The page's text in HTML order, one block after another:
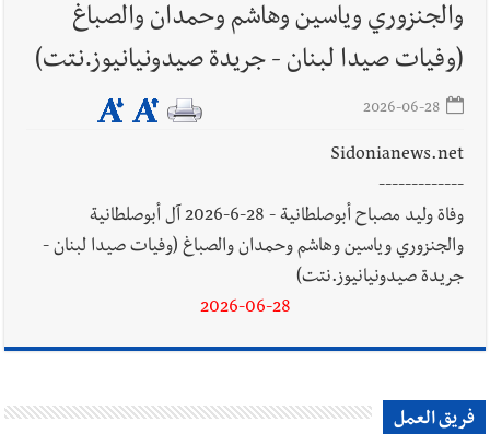
السبت 8-8-2026: لاءات إسرائيل الثلاث تضرب المسار التفاوضي
واتفاق مكة على طاولة الإقليم؟ | استهداف الجيش اللبناني يرفع
منسوب التصعيد الإسرائيلي؟ | الخيام وبنت جبيل خارج التجربة؟
أخبار لبنان
8-2026
أخبار لبنان
مقدمات نشرات الأخبار المسائية في لبنان ليوم الجمعة
7-8-2026
والجنزوري وياسين وهاشم وحمدان والصباغ
(وفيات صيدا لبنان - جريدة صيدونيانيوز.نتت)
2026-06-28
Sidonianews.net
-------------
وفاة وليد مصباح أبوصلطانية - 28-6-2026 آل أبوصلطانية
والجنزوري وياسين وهاشم وحمدان والصباغ (وفيات صيدا لبنان -
جريدة صيدونيانيوز.نتت)
2026-06-28
فريق العمل